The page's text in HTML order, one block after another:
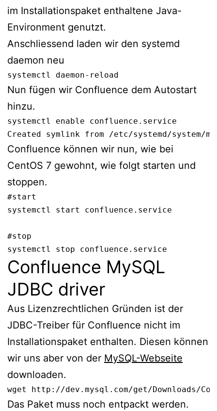
im Installationspaket enthaltene Java-
Environment genutzt.
Anschliessend laden wir den systemd
daemon neu
systemctl daemon-reload
Nun fügen wir Confluence dem Autostart
hinzu.
systemctl enable confluence.service
Created symlink from /etc/systemd/
Confluence können wir nun, wie bei
CentOS 7 gewohnt, wie folgt starten und
stoppen.
#start
systemctl start confluence.service
#stop
systemctl stop confluence.service
Confluence MySQL
JDBC driver
Aus Lizenzrechtlichen Gründen ist der
JDBC-Treiber für Confluence nicht im
Installationspaket enthalten. Diesen können
wir uns aber von der MySQL-Webseite
downloaden.
wget http://dev.mysql.com/get/Downloads/
Das Paket muss noch entpackt werden.